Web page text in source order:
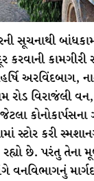
સૂચનાથી બાંધકામ
કરવાની
અરવિંદબાગ,
રોડ વિરાજંલી
સ્ટોર કરી
રહ્યો છે. પરંતુ